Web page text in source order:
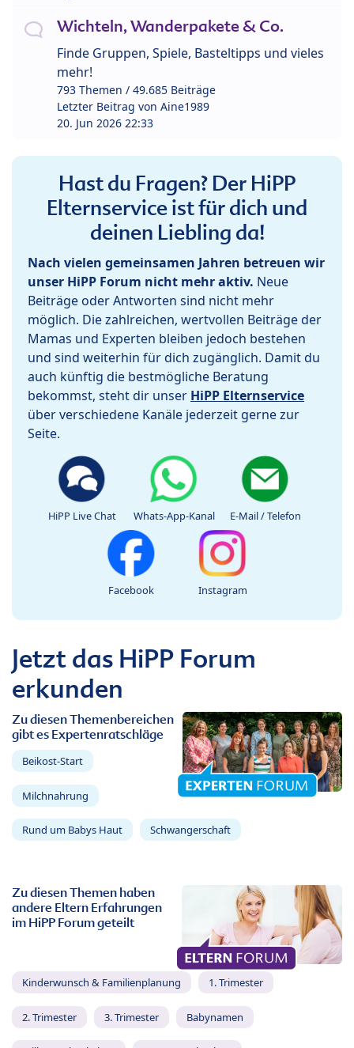
Wichteln, Wanderpakete & Co.
Finde Gruppen, Spiele, Basteltipps und vieles
mehr!
793 Themen / 49.685 Beiträge
Letzter Beitrag von Aine1989
20. Jun 2026 22:33
Hast du Fragen? Der HiPP
Elternservice ist für dich und
deinen Liebling da!
Nach vielen gemeinsamen Jahren betreuen wir
unser HiPP Forum nicht mehr aktiv. Neue
Beiträge oder Antworten sind nicht mehr
möglich. Die zahlreichen, wertvollen Beiträge der
Mamas und Experten bleiben jedoch bestehen
und sind weiterhin für dich zugänglich. Damit du
auch künftig die bestmögliche Beratung
bekommst, steht dir unser HiPP Elternservice
über verschiedene Kanäle jederzeit gerne zur
Seite.
HiPP Live Chat Whats-App-Kanal E-Mail / Telefon
Facebook Instagram
Jetzt das HiPP Forum
erkunden
Zu diesen Themenbereichen
gibt es Expertenratschläge
Beikost-Start
Milchnahrung
Rund um Babys Haut Schwangerschaft
Zu diesen Themen haben
andere Eltern Erfahrungen
im HiPP Forum geteilt
Kinderwunsch & Familienplanung 1. Trimester
2. Trimester 3. Trimester Babynamen